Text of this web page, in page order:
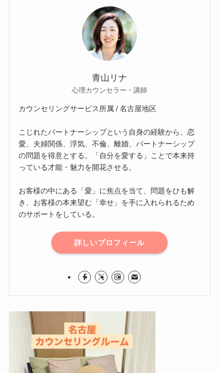
青山リナ
心理カウンセラー・講師
カウンセリングサービス所属 / 名古屋地区
こじれたパートナーシップという自身の経験から、恋
愛、夫婦関係、浮気、不倫、離婚、パートナーシップ
の問題を得意とする。「自分を愛する」ことで本来持
っている才能・魅力を開花させる。
お客様の中にある「愛」に焦点を当て、問題をひも解
き、お客様の本来望む「幸せ」を手に入れられるため
のサポートをしている。
詳しいプロフィール